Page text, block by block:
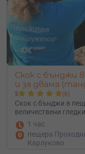
Скок с бънджи
и за двама
5 (6)
Скок с бънджи в
величествени
1 час
пещера
Карлуково